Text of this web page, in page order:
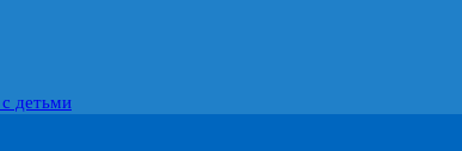
детьми